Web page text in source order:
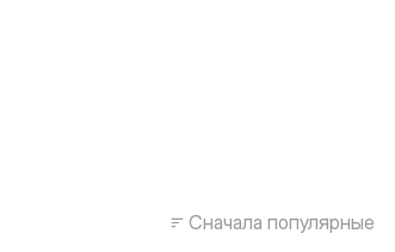
Сначала популярные